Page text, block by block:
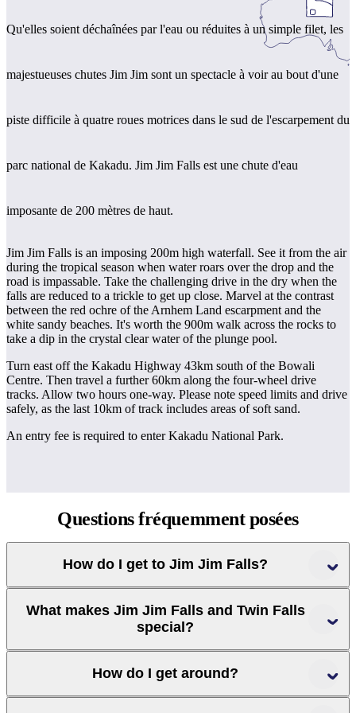
Rechercher:
Qu'elles soient déchaînées par l'eau ou réduites à un simple filet, les
majestueuses chutes Jim Jim sont un spectacle à voir au bout d'une
piste difficile à quatre roues motrices dans le sud de l'escarpement du
parc national de Kakadu. Jim Jim Falls est une chute d'eau
imposante de 200 mètres de haut.
Jim Jim Falls is an imposing 200m high waterfall. See it from the air
during the tropical season when water roars over the drop and the
road is impassable. Take the challenging drive in the dry when the
falls are reduced to a trickle to get up close. Marvel at the contrast
between the red ochre of the Arnhem Land escarpment and the
white sandy beaches. It's worth the 900m walk across the rocks to
take a dip in the crystal clear water of the plunge pool.
Turn east off the Kakadu Highway 43km south of the Bowali
Centre. Then travel a further 60km along the four-wheel drive
tracks. Allow two hours one-way. Please note speed limits and drive
safely, as the last 10km of track includes areas of soft sand.
An entry fee is required to enter Kakadu National Park.
Questionsfréquemment posées
How do I get to Jim Jim Falls?
What makes Jim Jim Falls and Twin Falls
special?
How do I get around?